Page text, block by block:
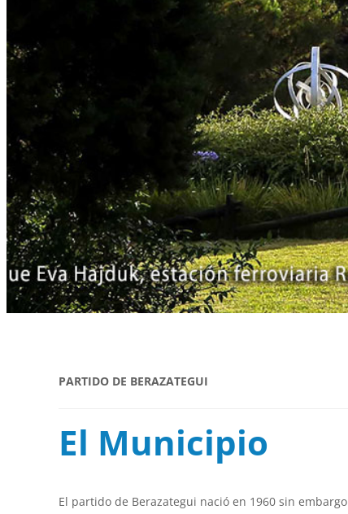
PARTIDO DE BERAZATEGUI
El Municipio
El partido de Berazategui nació en 1960 sin embargo